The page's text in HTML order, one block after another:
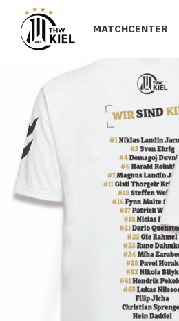
MATCHCENTER